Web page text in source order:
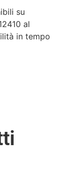
su
al
in tempo